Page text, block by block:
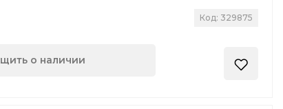
Код: 329875
о наличии